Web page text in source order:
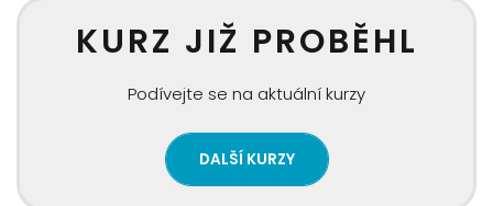
KURZ JIŽ PROBĚHL
Podívejte se na aktuální kurzy
DALŠÍ KURZY